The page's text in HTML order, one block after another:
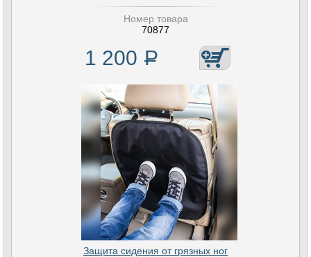
Номер товара
70877
1 200 Р
Защита сидения от грязных ног